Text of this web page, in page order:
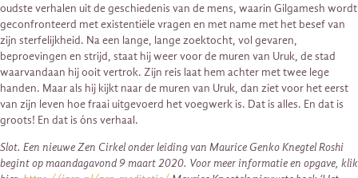
oudste verhalen uit de geschiedenis van de mens, waarin Gilgamesh wordt
geconfronteerd met existentiële vragen en met name met het besef van
zijn sterfelijkheid. Na een lange, lange zoektocht, vol gevaren,
beproevingen en strijd, staat hij weer voor de muren van Uruk, de stad
waarvandaan hij ooit vertrok. Zijn reis laat hem achter met twee lege
handen. Maar als hij kijkt naar de muren van Uruk, dan ziet voor het eerst
van zijn leven hoe fraai uitgevoerd het voegwerk is. Dat is alles. En dat is
groots! En dat is óns verhaal.
Slot. Een nieuwe Zen Cirkel onder leiding van Maurice Genko Knegtel Roshi
begint op maandagavond 9 maart 2020. Voor meer informatie en opgave, klik